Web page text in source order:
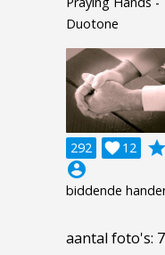
Duotone
292 12

grade
account_circle
biddende
aantal foto's: